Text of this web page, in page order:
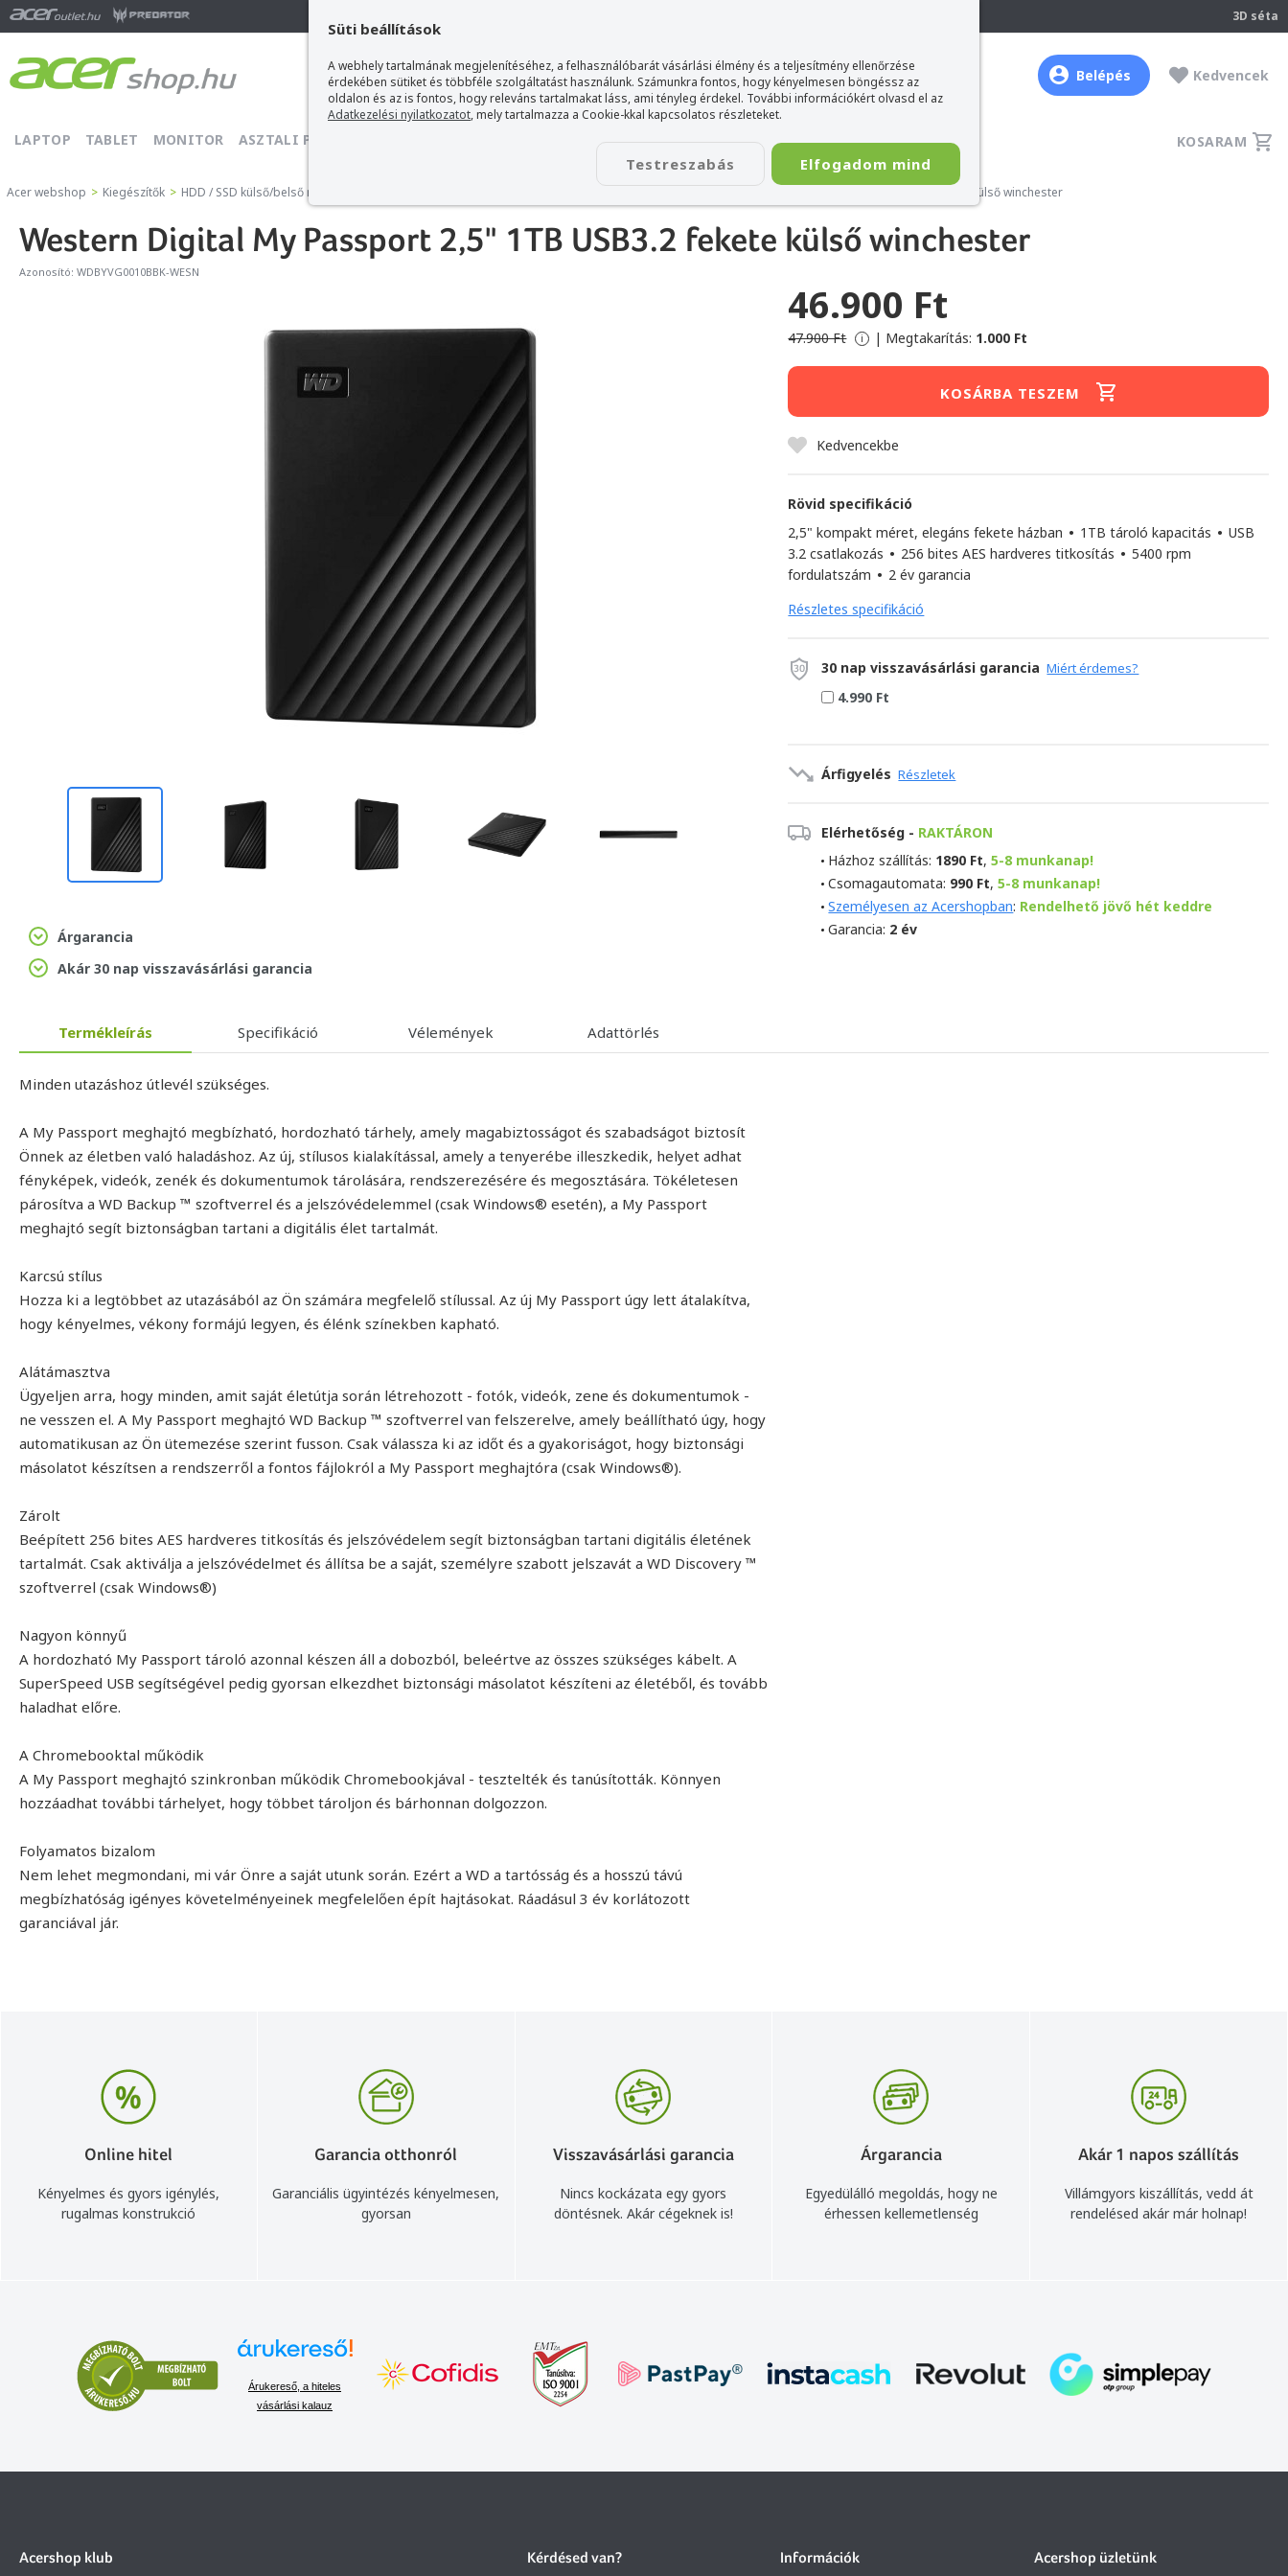
Süti beállítások
A webhely tartalmának megjelenítéséhez, a felhasználóbarát vásárlási élmény és a teljesítmény ellenőrzése
érdekében sütiket és többféle szolgáltatást használunk. Számunkra fontos, hogy kényelmesen böngéssz az
oldalon és az is fontos, hogy releváns tartalmakat láss, ami tényleg érdekel. További információkért olvasd el az
Adatkezelési nyilatkozatot, mely tartalmazza a Cookie-kkal kapcsolatos részleteket.
Testreszabás Elfogadom mind
3D séta
Belépés Kedvencek
LAPTOP TABLET MONITOR ASZTALI PC KIEGÉSZÍTŐ KAPCSOLAT KOSARAM
Acer webshop > Kiegészítők > HDD / SSD külső/belső merevlemez Western Digital My Passport 2,5" 1TB USB3.2 fekete külső winchester
Western Digital My Passport 2,5" 1TB USB3.2 fekete külső winchester
Azonosító: WDBYVG0010BBK-WESN
Árgarancia
Akár 30 nap visszavásárlási garancia
46.900 Ft
47.900 Ft i | Megtakarítás: 1.000 Ft
KOSÁRBA TESZEM
Kedvencekbe
Rövid specifikáció
2,5" kompakt méret, elegáns fekete házban • 1TB tároló kapacitás • USB
3.2 csatlakozás • 256 bites AES hardveres titkosítás • 5400 rpm
fordulatszám • 2 év garancia
Részletes specifikáció
30 nap visszavásárlási garancia Miért érdemes?
4.990 Ft
Árfigyelés Részletek
Elérhetőség - RAKTÁRON
Házhoz szállítás: 1890 Ft,5-8 munkanap!
Csomagautomata: 990 Ft,5-8 munkanap!
Személyesen az Acershopban: Rendelhető jövő hét keddre
Garancia: 2 év
Termékleírás Specifikáció Vélemények Adattörlés
Minden utazáshoz útlevél szükséges.
A My Passport meghajtó megbízható, hordozható tárhely, amely magabiztosságot és szabadságot biztosít
Önnek az életben való haladáshoz. Az új, stílusos kialakítással, amely a tenyerébe illeszkedik, helyet adhat
fényképek, videók, zenék és dokumentumok tárolására, rendszerezésére és megosztására. Tökéletesen
párosítva a WD Backup ™ szoftverrel és a jelszóvédelemmel (csak Windows® esetén), a My Passport
meghajtó segít biztonságban tartani a digitális élet tartalmát.
Karcsú stílus
Hozza ki a legtöbbet az utazásából az Ön számára megfelelő stílussal. Az új My Passport úgy lett átalakítva,
hogy kényelmes, vékony formájú legyen, és élénk színekben kapható.
Alátámasztva
Ügyeljen arra, hogy minden, amit saját életútja során létrehozott - fotók, videók, zene és dokumentumok -
ne vesszen el. A My Passport meghajtó WD Backup ™ szoftverrel van felszerelve, amely beállítható úgy, hogy
automatikusan az Ön ütemezése szerint fusson. Csak válassza ki az időt és a gyakoriságot, hogy biztonsági
másolatot készítsen a rendszerről a fontos fájlokról a My Passport meghajtóra (csak Windows®).
Zárolt
Beépített 256 bites AES hardveres titkosítás és jelszóvédelem segít biztonságban tartani digitális életének
tartalmát. Csak aktiválja a jelszóvédelmet és állítsa be a saját, személyre szabott jelszavát a WD Discovery ™
szoftverrel (csak Windows®)
Nagyon könnyű
A hordozható My Passport tároló azonnal készen áll a dobozból, beleértve az összes szükséges kábelt. A
SuperSpeed ​​USB segítségével pedig gyorsan elkezdhet biztonsági másolatot készíteni az életéből, és tovább
haladhat előre.
A Chromebooktal működik
A My Passport meghajtó szinkronban működik Chromebookjával - tesztelték és tanúsították. Könnyen
hozzáadhat további tárhelyet, hogy többet tároljon és bárhonnan dolgozzon.
Folyamatos bizalom
Nem lehet megmondani, mi vár Önre a saját utunk során. Ezért a WD a tartósság és a hosszú távú
megbízhatóság igényes követelményeinek megfelelően épít hajtásokat. Ráadásul 3 év korlátozott
garanciával jár.
Online hitel
Kényelmes és gyors igénylés,
rugalmas konstrukció
Garancia otthonról
Garanciális ügyintézés kényelmesen,
gyorsan
Visszavásárlási garancia
Nincs kockázata egy gyors
döntésnek. Akár cégeknek is!
Árgarancia
Egyedülálló megoldás, hogy ne
érhessen kellemetlenség
Akár 1 napos szállítás
Villámgyors kiszállítás, vedd át
rendelésed akár már holnap!
Árukereső, a hiteles
vásárlási kalauz
Acershop klub Kérdésed van? Információk Acershop üzletünk